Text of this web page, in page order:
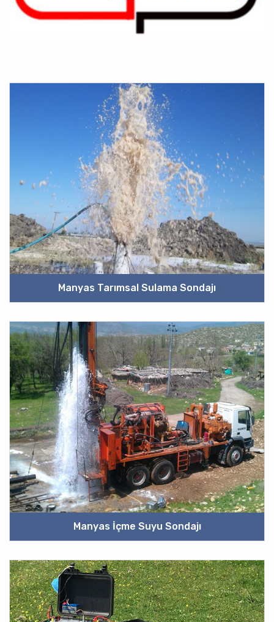
Manyas Tarımsal Sulama Sondajı
Manyas İçme Suyu Sondajı